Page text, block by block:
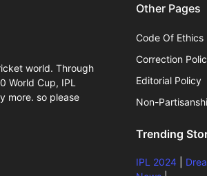
world. Through
World Cup, IPL
more. so please
Other Pages
Code Of Ethics
Correction
Editorial Policy
Non-
Trending
IPL 2024